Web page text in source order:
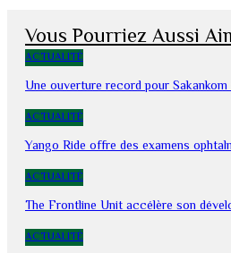
Vous Pourriez Aussi
ACTUALITÉ
Une ouverture record pour
ACTUALITÉ
Yango Ride offre des examens
ACTUALITÉ
The Frontline Unit accélère son
ACTUALITÉ